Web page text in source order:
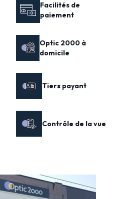
Facilités de
paiement
Optic 2000 à
domicile
Tiers payant
Contrôle de la vue